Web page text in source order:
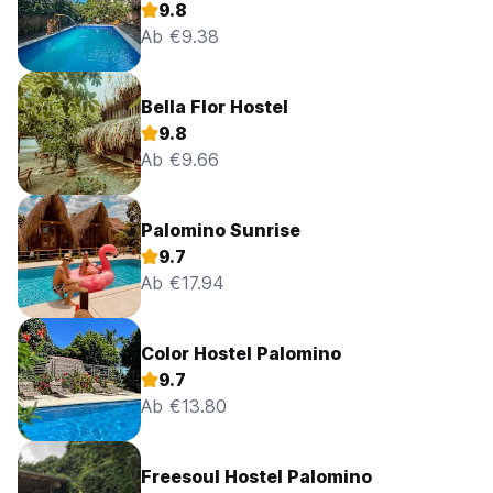
9.8
Ab €9.38
Bella Flor Hostel
9.8
Ab €9.66
Palomino Sunrise
9.7
Ab €17.94
Color Hostel Palomino
9.7
Ab €13.80
Freesoul Hostel Palomino